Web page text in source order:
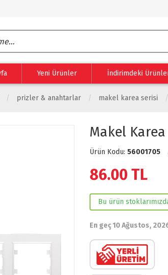
Yeni Ürünler İndirimdeki
prizler & anahtarlar makel karea serisi
Makel
Ürün Kodu: 56001705
86.00 TL
Bu ürün
En geç 10 Ağustos,